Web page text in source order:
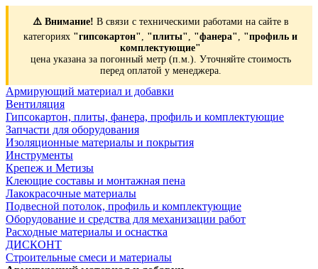
⚠️ Внимание! В связи с техническими работами на сайте в
категориях "гипсокартон", "плиты", "фанера", "профиль и
комплектующие"
цена указана за погонный метр (п.м.). Уточняйте стоимость
перед оплатой у менеджера.
Армирующий материал и добавки
Вентиляция
Гипсокартон, плиты, фанера, профиль и комплектующие
Запчасти для оборудования
Изоляционные материалы и покрытия
Инструменты
Крепеж и Метизы
Клеющие составы и монтажная пена
Лакокрасочные материалы
Подвесной потолок, профиль и комплектующие
Оборудование и средства для механизации работ
Расходные материалы и оснастка
ДИСКОНТ
Строительные смеси и материалы